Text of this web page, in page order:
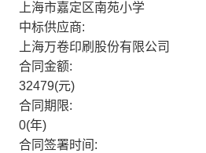
上海市嘉定区南苑小学
中标供应商:
上海万卷印刷股份有限公司
合同金额:
32479(元)
合同期限:
0(年)
合同签署时间: